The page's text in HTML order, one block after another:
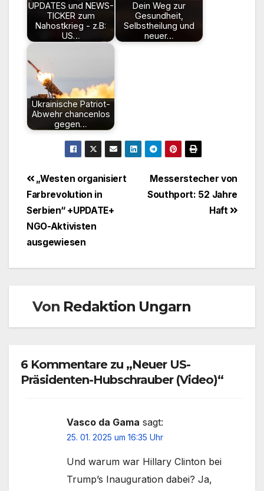
UPDATES und NEWS-
TICKER zum
Nahostkrieg - z.B:
US…
Dein Weg zur
Gesundheit,
Selbstheilung und
neuer…
Ukrainische Patriot-
Abwehr chancenlos
gegen…
BeitragsnavigationMesserstecher von
Southport: 52 Jahre
Haft
„Westen organisiert
Farbrevolution in
Serbien“ +UPDATE+
NGO-Aktivisten
ausgewiesen
Von Redaktion Ungarn
6 Kommentare zu „Neuer US-
Präsidenten-Hubschrauber (Video)“
Vasco da Gama sagt:
25. 01. 2025 um 16:35 Uhr
Und warum war Hillary Clinton bei
Trump’s Inauguration dabei? Ja,